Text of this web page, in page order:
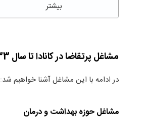
مشاغل پرتقاضا در کانادا تا سال 2033
در ادامه با این مشاغل آشنا خواهیم شد:
مشاغل حوزه بهداشت و درمان